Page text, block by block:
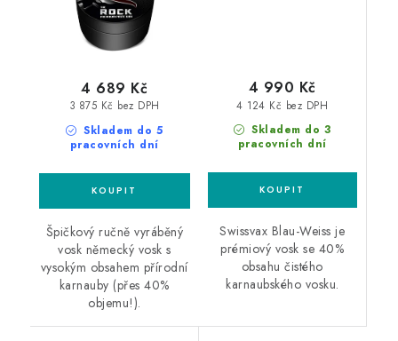
Skladem do 5
pracovních dní
3 875 Kč bez DPH
4 689 Kč
Špičkový ručně vyráběný
vosk německý vosk s
vysokým obsahem přírodní
karnauby (přes 40%
objemu!).
Skladem do 3
pracovních dní
4 124 Kč bez DPH
4 990 Kč
Swissvax Blau-Weiss je
prémiový vosk se 40%
obsahu čistého
karnaubského vosku.